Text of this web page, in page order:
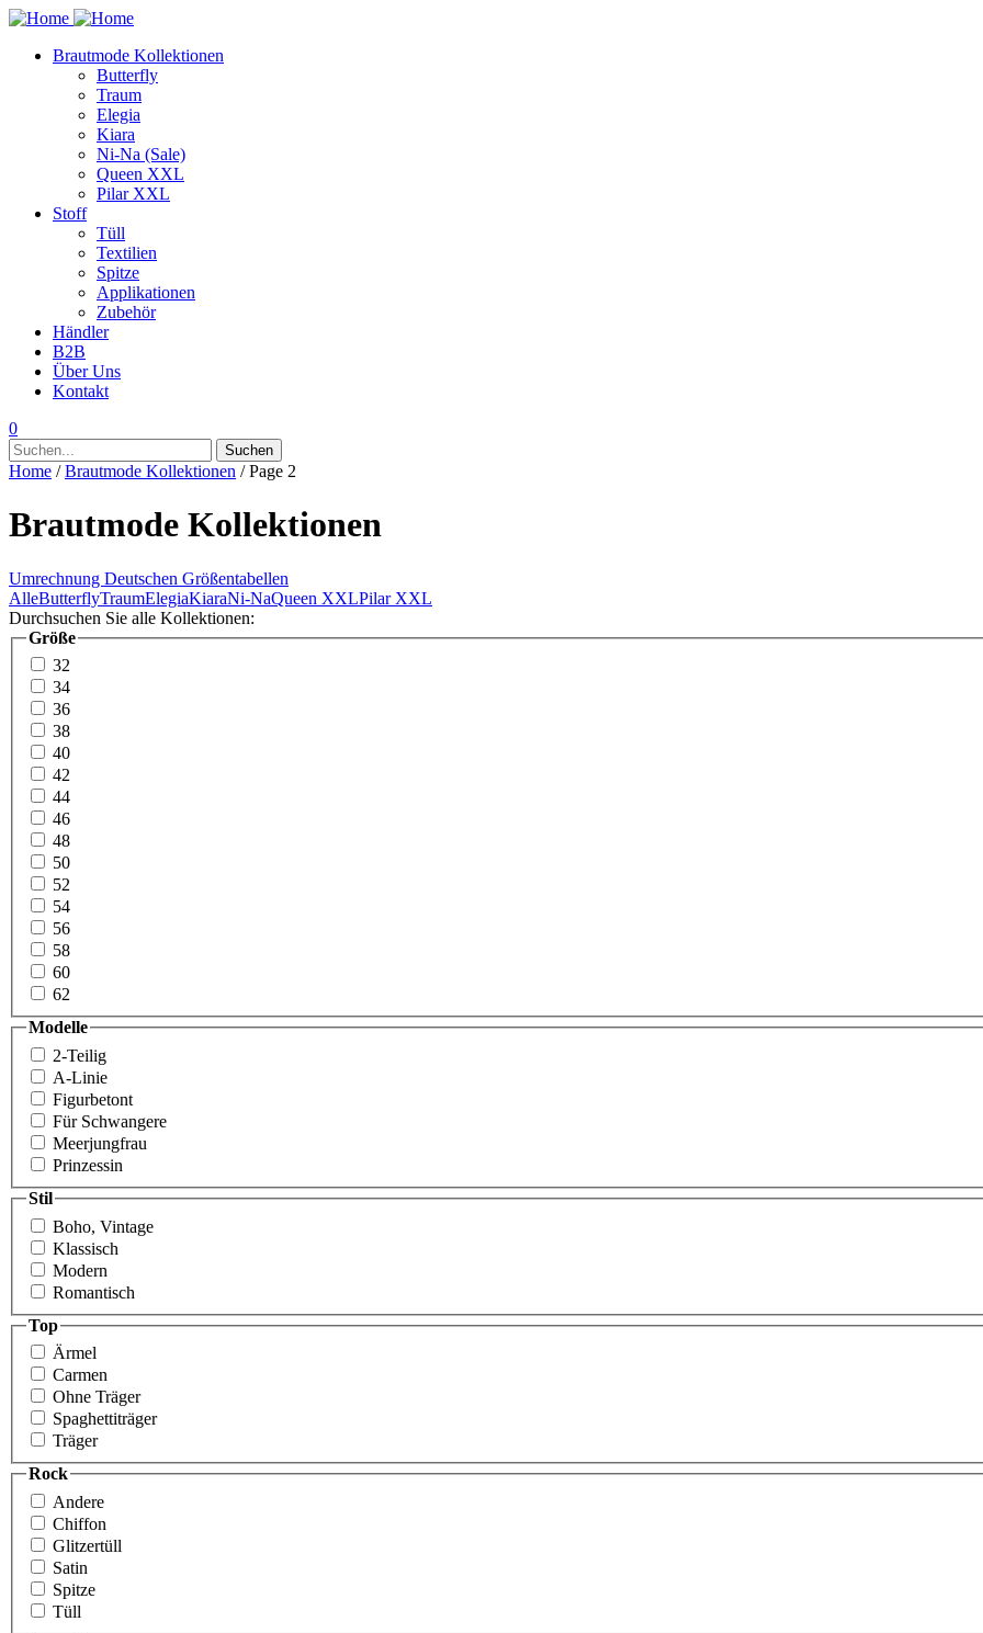
Brautmode Kollektionen
Butterfly
Traum
Elegia
Kiara
Ni-Na (Sale)
Queen XXL
Pilar XXL
Stoff
Tüll
Textilien
Spitze
Applikationen
Zubehör
Händler
B2B
Über Uns
Kontakt
0
Suchen
nach:
Suchen
Home /Brautmode Kollektionen / Page 2
Brautmode Kollektionen
Umrechnung Deutschen Größentabellen
AlleButterflyTraumElegiaKiaraNi-NaQueen XXLPilar XXL
Durchsuchen Sie alle Kollektionen:
Größe
32
34
36
38
40
42
44
46
48
50
52
54
56
58
60
62
Modelle
2-Teilig
A-Linie
Figurbetont
Für Schwangere
Meer­jungfrau
Prinzessin
Stil
Boho, Vintage
Klassisch
Modern
Romantisch
Top
Ärmel
Carmen
Ohne Träger
Spaghettiträger
Träger
Rock
Andere
Chiffon
Glitzertüll
Satin
Spitze
Tüll